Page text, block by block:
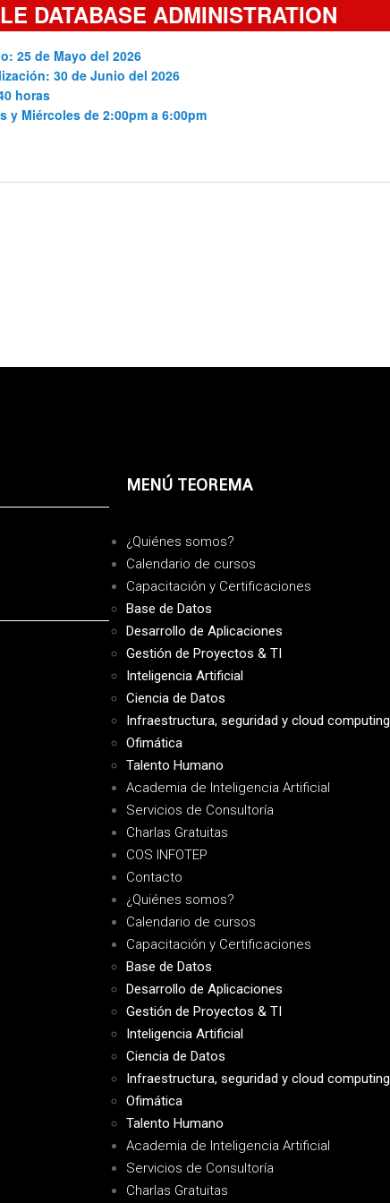
DATABASE ADMINISTRATION
25 de Mayo del 2026
30 de Junio del 2026
horas
y Miércoles de 2:00pm a 6:00pm
MENÚ TEOREMA
¿Quiénes somos?
Calendario de cursos
Capacitación y Certificaciones
Base de Datos
Desarrollo de Aplicaciones
Gestión de Proyectos & TI
Inteligencia Artificial
Ciencia de Datos
Infraestructura, seguridad y cloud computing
Ofimática
Talento Humano
Academia de Inteligencia Artificial
Servicios de Consultoría
Charlas Gratuitas
COS INFOTEP
Contacto
¿Quiénes somos?
Calendario de cursos
Capacitación y Certificaciones
Base de Datos
Desarrollo de Aplicaciones
Gestión de Proyectos & TI
Inteligencia Artificial
Ciencia de Datos
Infraestructura, seguridad y cloud computing
Ofimática
Talento Humano
Academia de Inteligencia Artificial
Servicios de Consultoría
Charlas Gratuitas